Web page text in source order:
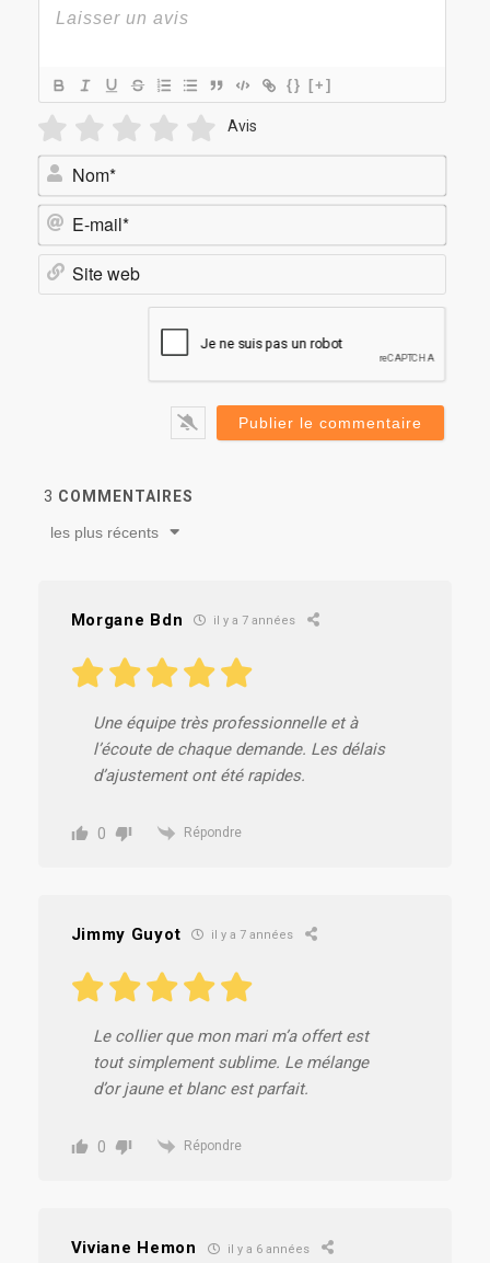
{} [+]
Avis
Nom*
E-
3 COMMENTAIRES
les plus récents
Morgane Bdn il y a 7 années
Une équipe très professionnelle et à
l’écoute de chaque demande. Les délais
d’ajustement ont été rapides.
0 Répondre
Jimmy Guyot il y a 7 années
Le collier que mon mari m’a offert est
tout simplement sublime. Le mélange
d’or jaune et blanc est parfait.
0 Répondre
Viviane Hemon il y a 6 années